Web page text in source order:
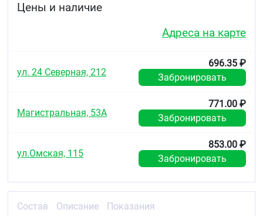
добавьте 25 мл воды и поставьте его в
микроволновую печь на 3 минуты при мощности
750-1000 Вт. Охладите в течение 5 минут, вылейте
из футляра воду - и процесс завершен!
Индивидуальная непереносимость компонентов
Условия хранения
Хранить в сухом, чистом месте. Не допускается
Цены и наличие
Адреса на карте
ул. 24 Северная, 212
696.35 ₽
Забронировать
Магистральная, 53А
771.00 ₽
Забронировать
ул.Омская, 115
853.00 ₽
Забронировать
Состав Описание
Показания